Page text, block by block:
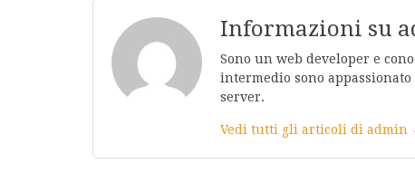
Informazioni su
Sono un web developer e
intermedio sono
server.
Vedi tutti gli articoli di admin